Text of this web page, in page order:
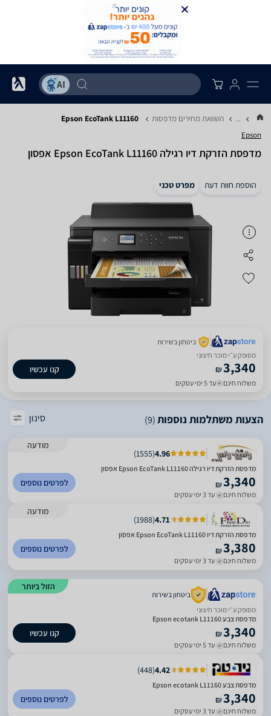
... השוואת מחירים מדפסות Epson EcoTank L11160
Epson
‏מדפסת הזרקת דיו ‏רגילה Epson EcoTank L11160 אפסון
הוספת חוות דעת מפרט טכני
ביטחון בשירות
מסופק ע״י מוכר חיצוני
₪3,340
משלוח חינם עד 5 ימי עסקים
קנו עכשיו
הצעות משתלמות נוספות(9) סינון
מודעה
4.96
(
1555
)
מדפסת ‏הזרקת דיו ‏רגילה Epson EcoTank L11160 אפסון
3,340
₪
משלוח חינם עד 3 ימי עסקים
לפרטים נוספים
מודעה
4.71
(
1988
)
מדפסת ‏הזרקת דיו Epson EcoTank L11160 אפסון
3,380
₪
משלוח חינם עד 3 ימי עסקים
לפרטים נוספים
הזול ביותר
ביטחון בשירות
מסופק ע״י מוכר חיצוני
מדפסת צבע Epson ecotank L11160
₪3,340
משלוח חינם עד 5 ימי עסקים
קנו עכשיו
4.42
(
448
)
מדפסת צבע Epson ecotank L11160
₪3,340
משלוח חינם עד 3 ימי עסקים
לפרטים נוספים